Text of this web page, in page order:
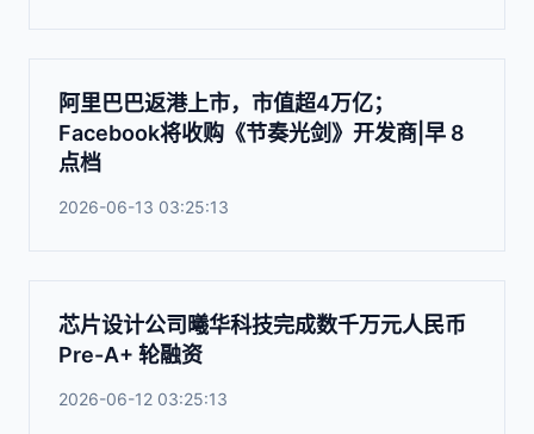
阿里巴巴返港上市，市值超4万亿；
Facebook将收购《节奏光剑》开发商|早 8
点档
2026-06-13 03:25:13
芯片设计公司曦华科技完成数千万元人民币
Pre-A+ 轮融资
2026-06-12 03:25:13